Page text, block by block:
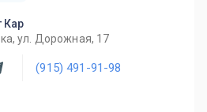
Кар
ул. Дорожная, 17
(915) 491-91-98